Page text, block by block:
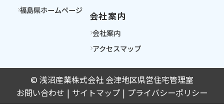
福島県ホームページ
会社案内
会社案内
アクセスマップ
© 浅沼産業株式会社 会津地区県営住宅管理室
お問い合わせ
サイトマップ プライバシーポリシー